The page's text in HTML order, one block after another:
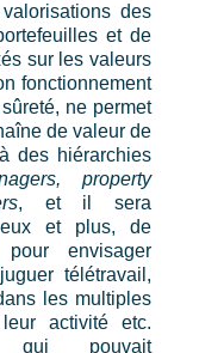
des
et de
sur les valeurs
fonctionnement
ne permet
de valeur de
des hiérarchies
property
, et il sera
et plus, de
pour envisager
télétravail,
les multiples
activité etc.
qui pouvait